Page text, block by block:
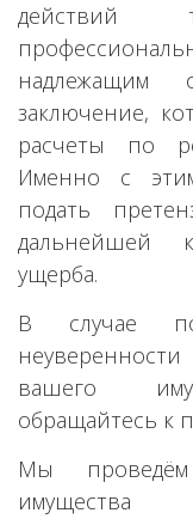
действий
заключение,
расчеты по
Именно с
подать
дальнейшей
ущерба.
В случае
вашего
обращайтесь к
Мы